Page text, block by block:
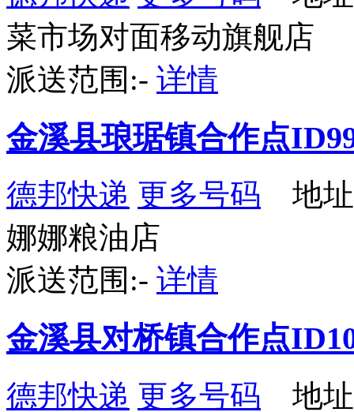
菜市场对面移动旗舰店
派送范围:- 详情
金溪县琅琚镇合作点
德邦快递 更多号码 地址
娜娜粮油店
派送范围:- 详情
金溪县对桥镇合作点
德邦快递 更多号码 地址